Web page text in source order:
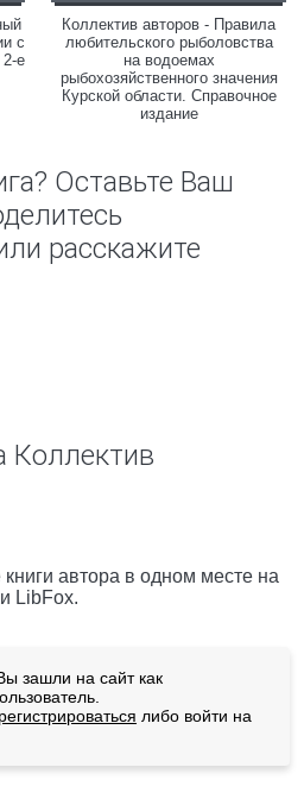
с
е
Коллектив авторов - Правила
любительского рыболовства
на водоемах
рыбохозяйственного значения
Курской области. Справочное
издание
Оставьте Ваш
расскажите
Коллектив
автора в одном месте на
LibFox.
зашли на сайт как
либо войти на